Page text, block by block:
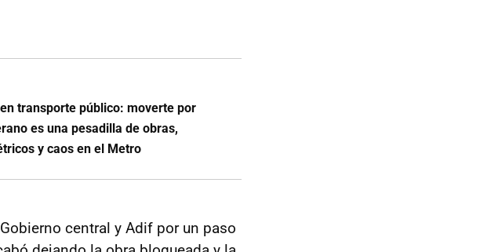
transporte público: moverte por
es una pesadilla de obras,
y caos en el Metro
central y Adif por un paso